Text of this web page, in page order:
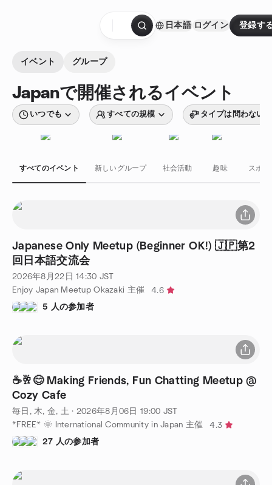
日本語 ログイン 登録す
イベント グループ
Japanで開催されるイベント
いつでも すべての規模 タイプは問わない
すべてのイベント 新しいグループ 社会活動 趣味 スポ
Japanese Only Meetup (Beginner OK!) 🇯🇵第2
回日本語交流会
2026年8月22日 14:30 JST
Enjoy Japan Meetup Okazaki 主催
4.6
5 人の参加者
☕️🥂😊 Making Friends, Fun Chatting Meetup @
Cozy Cafe
毎日, 木, 金, 土 · 2026年8月06日 19:00 JST
*FREE* 🌞 International Community in Japan 主催
4.3
27 人の参加者